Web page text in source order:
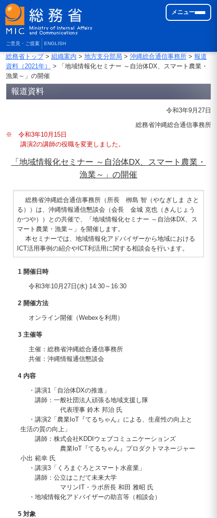
ご意見・ご提案 ENGLISH
メニュー
総務省トップ> 組織案内 > 地方支分部局 > 沖縄総合通信事務所> 報道
資料（2021年）
> 「地域情報化セミナー ～自治体DX、スマート農業・
漁業～」の開催
報道資料
令和3年9月27日
総務省沖縄総合通信事務所
※ 令和3年10月15日
講演2の講師の役職を変更しました。
「地域情報化セミナー ～自治体DX、スマート農業・
漁業～」の開催
総務省沖縄総合通信事務所（所長 栁島 智（やなぎしま さと
る））は、沖縄情報通信懇談会（会長 金城 克也（きんじょう
かつや））との共催で、「地域情報化セミナー ～自治体DX、ス
マート農業・漁業～」を開催します。
本セミナーでは、地域情報化アドバイザーから地域における
ICT活用事例の紹介やICT利活用に関する相談会を行います。
1 開催日時
令和3年10月27日(水) 14:30～16:30
2 開催方法
オンライン開催（Webexを利用）
3 主催等
主催：総務省沖縄総合通信事務所
共催：沖縄情報通信懇談会
4 内容
・講演1「自治体DXの推進」
講師：一般社団法人頑張る地域支援し隊
代表理事 鈴木 邦治 氏
・講演2「農業IoT『てるちゃん』による、生産性の向上と
生活の質の向上」
講師：株式会社KDDIウェブコミュニケーションズ
農業IoT『てるちゃん』プロダクトマネージャー
小出 範幸 氏
・講演3「くろまぐろとスマート水産業」
講師：公立はこだて未来大学
マリンIT・ラボ所長 和田 雅昭 氏
・地域情報化アドバイザーの助言等（相談会）
5 対象